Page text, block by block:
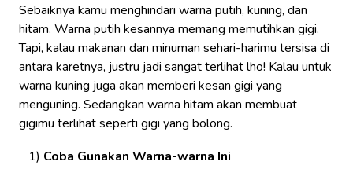
Sebaiknya kamu menghindari warna putih, kuning, dan
hitam. Warna putih kesannya memang memutihkan gigi.
Tapi, kalau makanan dan minuman sehari-harimu tersisa di
antara karetnya, justru jadi sangat terlihat lho! Kalau untuk
warna kuning juga akan memberi kesan gigi yang
menguning. Sedangkan warna hitam akan membuat
gigimu terlihat seperti gigi yang bolong.
Coba Gunakan Warna-warna Ini